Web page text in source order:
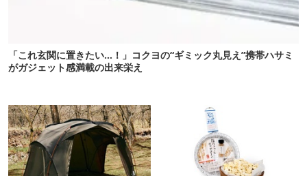
「これ玄関に置きたい…！」コクヨの“ギミック丸見え”携帯ハサミ
がガジェット感満載の出来栄え